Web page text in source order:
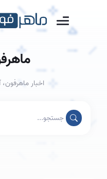
اخبار